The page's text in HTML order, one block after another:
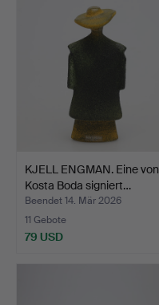
KJELL ENGMAN. Eine von
Kosta Boda signiert…
Beendet 14. Mär 2026
11 Gebote
79 USD